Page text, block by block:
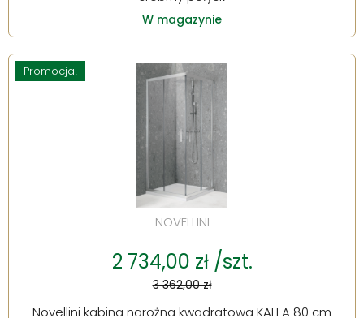
W magazynie
Promocja!
NOVELLINI
2 734,00 zł /szt.
3 362,00 zł
Novellini kabina narożna kwadratowa KALI A 80 cm